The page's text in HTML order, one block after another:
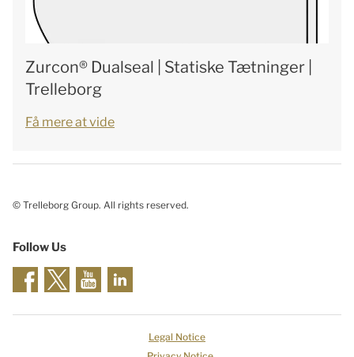
Zurcon® Dualseal | Statiske Tætninger |
Trelleborg
Få mere at vide
© Trelleborg Group. All rights reserved.
Follow Us
Legal Notice